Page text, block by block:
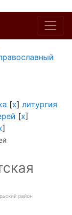
[x] литургия
[x]
]
район